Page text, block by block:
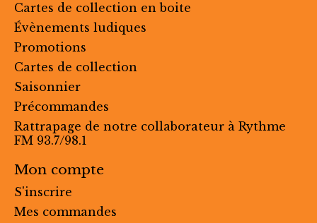
Cartes de collection en boite
Évènements ludiques
Promotions
Cartes de collection
Saisonnier
Précommandes
Rattrapage de notre collaborateur à Rythme
FM 93.7/98.1
Mon compte
S'inscrire
Mes commandes